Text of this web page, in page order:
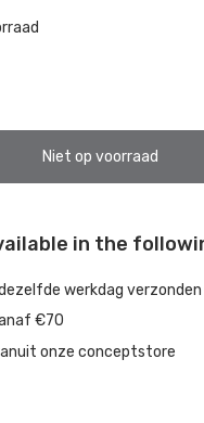
Niet op voorraad
in the
werkdag verzonden
€70
onze conceptstore